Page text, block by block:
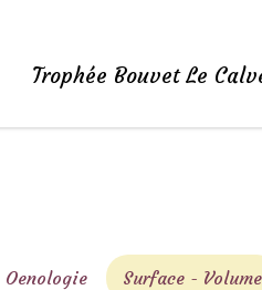
Trophée Bouvet Le
Oenologie Surface - Volume